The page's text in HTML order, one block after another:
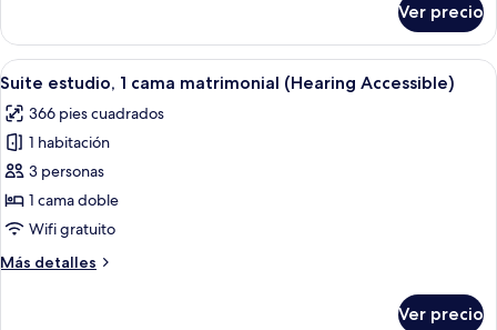
Accessible,
Tub)
estudio,
cama
(Mobility
Accessible,
Tub)
Ver precio
Abrir
todas
las
fotos
de
Suite
estudio,
cama
Una habitación de hotel con una
5
Suite estudio, 1 cama matrimonial (Hearing Accessible)
366 pies cuadrados
1 habitación
3 personas
1 cama doble
Wifi gratuito
Más detalles
Más
Ver precio